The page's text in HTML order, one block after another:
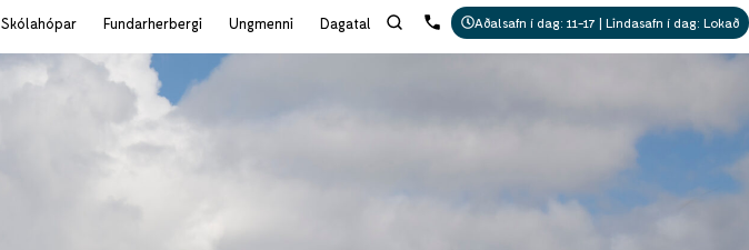
Skólahópar Fundarherbergi Ungmenni Dagatal Aðalsafn í dag: 11-17 | Lindasafn í dag: Lokað